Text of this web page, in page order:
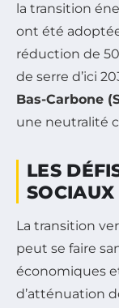
la transition
ont été
réduction de
de serre d’ici
Bas-Carbone
une neutralité
LES
SOCIAUX
La transition
peut se faire
économiques
d’atténuation